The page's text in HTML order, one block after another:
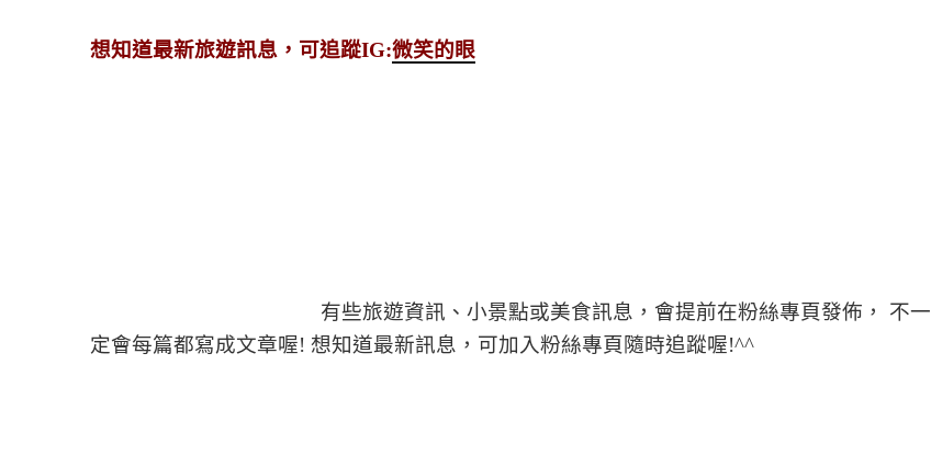
想知道最新旅遊訊息，可追蹤IG:微笑的眼
有些旅遊資訊、小景點或美食訊息，會提前在粉絲專頁發佈， 不一
定會每篇都寫成文章喔! 想知道最新訊息，可加入粉絲專頁隨時追蹤喔!^^